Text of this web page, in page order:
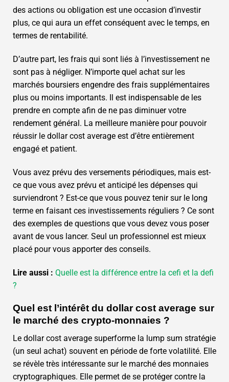
des actions ou obligation est une occasion d’investir
plus, ce qui aura un effet conséquent avec le temps, en
termes de rentabilité.
D’autre part, les frais qui sont liés à l’investissement ne
sont pas à négliger. N’importe quel achat sur les
marchés boursiers engendre des frais supplémentaires
plus ou moins importants. Il est indispensable de les
prendre en compte afin de ne pas diminuer votre
rendement général. La meilleure manière pour pouvoir
réussir le dollar cost average est d’être entièrement
engagé et patient.
Vous avez prévu des versements périodiques, mais est-
ce que vous avez prévu et anticipé les dépenses qui
surviendront ? Est-ce que vous pouvez tenir sur le long
terme en faisant ces investissements réguliers ? Ce sont
des exemples de questions que vous devez vous poser
avant de vous lancer. Seul un professionnel est mieux
placé pour vous apporter des conseils.
Lire aussi : Quelle est la différence entre la cefi et la defi
?
Quel est l’intérêt du dollar cost average sur
le marché des crypto-monnaies ?
Le dollar cost average superforme la lump sum stratégie
(un seul achat) souvent en période de forte volatilité. Elle
se révèle très intéressante sur le marché des monnaies
cryptographiques. Elle permet de se protéger contre la